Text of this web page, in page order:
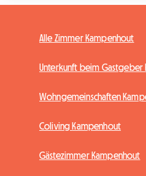
Alle Zimmer Kampenhout
Unterkunft beim Gastgeber
Wohngemeinschaften
Coliving Kampenhout
Gästezimmer Kampenhout